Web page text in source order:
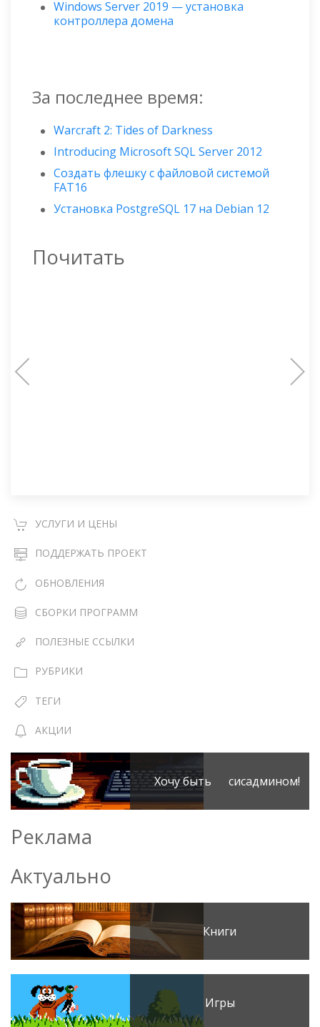
Windows Server 2019 — установка
контроллера домена
За последнее время:
Warcraft 2: Tides of Darkness
Introducing Microsoft SQL Server 2012
Создать флешку с файловой системой
FAT16
Установка PostgreSQL 17 на Debian 12
Почитать
УСЛУГИ И ЦЕНЫ
ПОДДЕРЖАТЬ ПРОЕКТ
ОБНОВЛЕНИЯ
СБОРКИ ПРОГРАММ
ПОЛЕЗНЫЕ ССЫЛКИ
РУБРИКИ
ТЕГИ
АКЦИИ
Хочу быть сисадмином!
Реклама
Актуально
Книги
Игры